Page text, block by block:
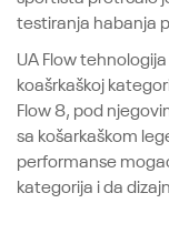
testiranja habanja
UA Flow
koašrkaškoj
Flow 8, pod
sa košarkaškom
performanse
kategorija i da